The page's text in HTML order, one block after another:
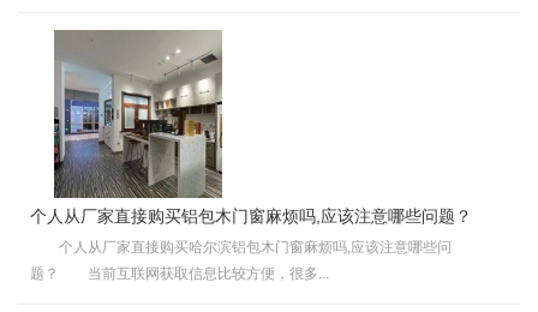
个人从厂家直接购买铝包木门窗麻烦吗,应该注意哪些问题？
个人从厂家直接购买哈尔滨铝包木门窗麻烦吗,应该注意哪些问
题？ 当前互联网获取信息比较方便，很多...